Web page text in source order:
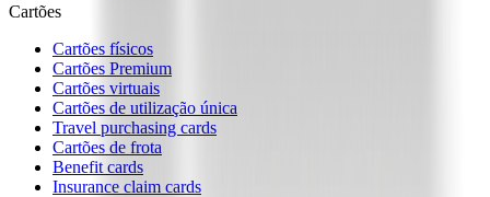
Cartões
Cartões físicos
Cartões Premium
Cartões virtuais
Cartões de utilização única
Travel purchasing cards
Cartões de frota
Benefit cards
Insurance claim cards